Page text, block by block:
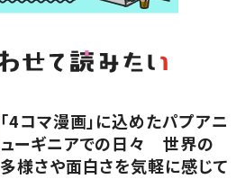
「4コマ漫画」に込めたパプアニ
ューギニアでの日々 世界の
多様さや面白さを気軽に感じて